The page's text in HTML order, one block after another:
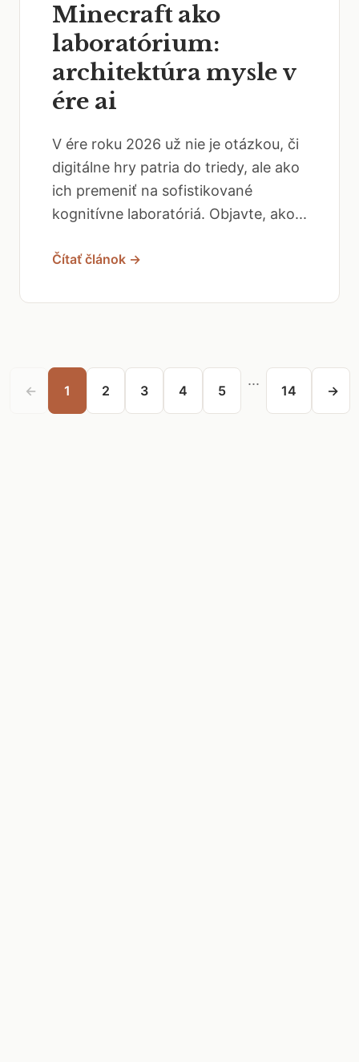
Minecraft ako
laboratórium:
architektúra mysle v
ére ai
V ére roku 2026 už nie je otázkou, či
digitálne hry patria do triedy, ale ako
ich premeniť na sofistikované
kognitívne laboratóriá. Objavte, ako...
Čítať článok →
← 1 2 3 4 5
...
14 →